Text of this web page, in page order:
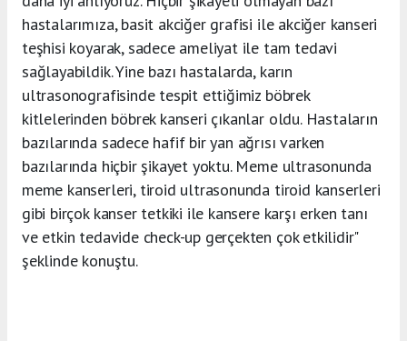
hastalarımıza, basit akciğer grafisi ile akciğer kanseri
teşhisi koyarak, sadece ameliyat ile tam tedavi
sağlayabildik. Yine bazı hastalarda, karın
ultrasonografisinde tespit ettiğimiz böbrek
kitlelerinden böbrek kanseri çıkanlar oldu. Hastaların
bazılarında sadece hafif bir yan ağrısı varken
bazılarında hiçbir şikayet yoktu. Meme ultrasonunda
meme kanserleri, tiroid ultrasonunda tiroid kanserleri
gibi birçok kanser tetkiki ile kansere karşı erken tanı
ve etkin tedavide check-up gerçekten çok etkilidir"
şeklinde konuştu.